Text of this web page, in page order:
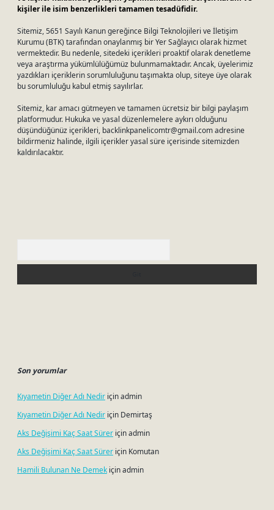
kişiler ile isim benzerlikleri tamamen tesadüfidir.
Sitemiz, 5651 Sayılı Kanun gereğince Bilgi Teknolojileri ve İletişim
Kurumu (BTK) tarafından onaylanmış bir Yer Sağlayıcı olarak hizmet
vermektedir. Bu nedenle, sitedeki içerikleri proaktif olarak denetleme
veya araştırma yükümlülüğümüz bulunmamaktadır. Ancak, üyelerimiz
yazdıkları içeriklerin sorumluluğunu taşımakta olup, siteye üye olarak
bu sorumluluğu kabul etmiş sayılırlar.
Sitemiz, kar amacı gütmeyen ve tamamen ücretsiz bir bilgi paylaşım
platformudur. Hukuka ve yasal düzenlemelere aykırı olduğunu
düşündüğünüz içerikleri, backlinkpanelicomtr@gmail.comadresine
bildirmeniz halinde, ilgili içerikler yasal süre içerisinde sitemizden
kaldırılacaktır.
Son yorumlar
Kıyametin Diğer Adı Nedir içinadmin
Kıyametin Diğer Adı Nedir için Demirtaş
Aks Değişimi Kaç Saat Sürer içinadmin
Aks Değişimi Kaç Saat Sürer için Komutan
Hamili Bulunan Ne Demek içinadmin